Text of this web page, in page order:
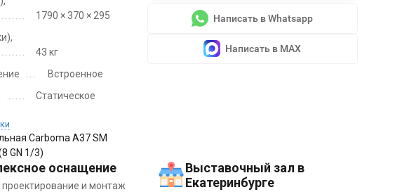
Carboma A37 SM
GN 1/3)
1790 × 370 × 295
43 кг
Встроенное
Статическое
Написать в Whatsapp
Написать в MAX
оснащение
проектирование и монтаж
Выставочный зал в
Екатеринбурге